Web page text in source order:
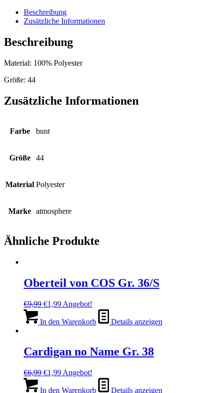
Beschreibung
Zusätzliche Informationen
Beschreibung
Material: 100% Polyester
Größe: 44
Zusätzliche Informationen
Farbe bunt
Größe 44
Material Polyester
Marke atmosphere
Ähnliche Produkte
Oberteil von COS Gr. 36/S
€9,99 Ursprünglicher
war:
€1,99Aktueller
ist:
Angebot!
In den Warenkorb Details anzeigen
Cardigan no Name Gr. 38
€6,99 Ursprünglicher
war:
€1,99Aktueller
ist:
Angebot!
In den Warenkorb Details anzeigen